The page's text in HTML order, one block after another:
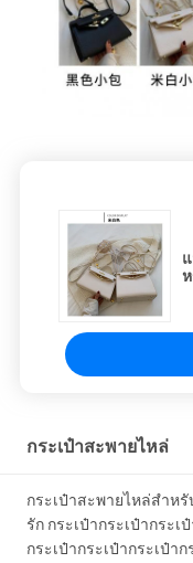
ก
กระเป๋าสะพายไหล่
กระเป๋าสะพายไหล่สําห
รัก กระเป๋ากระเป๋ากระเ
กระเป๋ากระเป๋ากระเป๋า